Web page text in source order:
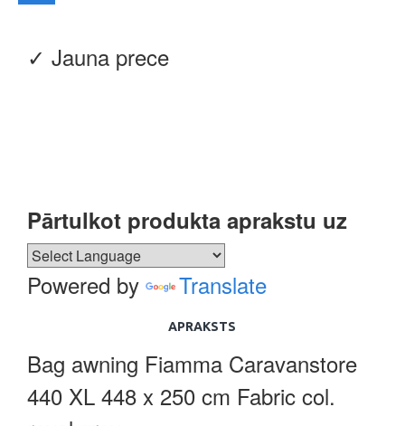
✓ Jauna prece
Pārtulkot produkta aprakstu uz
Powered by Translate
APRAKSTS
Bag awning Fiamma Caravanstore
440 XL 448 x 250 cm Fabric col.